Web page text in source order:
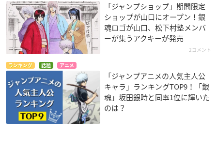
「ジャンプショップ」期間限定
ショップが山口にオープン！銀
魂ロゴが山口、松下村塾メンバ
ーが集うアクキーが発売
2コメント
ランキング 話題 アニメ
「ジャンプアニメの人気主人公
キャラ」ランキングTOP9！「銀
魂」坂田銀時と同率1位に輝いた
のは？